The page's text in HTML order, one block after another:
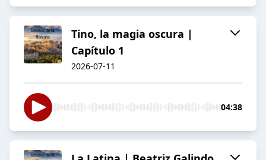
Tino, la magia oscura |
Capítulo 1
2026-07-11
04:38